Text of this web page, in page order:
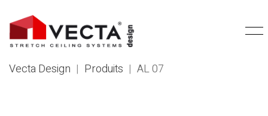
Vecta Design | Produits | AL 07